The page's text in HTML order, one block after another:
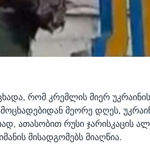
რომ კრემლის მიერ
მეორე დღეს,
ათასობით რუსი ჯარისკაცის
მისადგომებს მიაღწია.